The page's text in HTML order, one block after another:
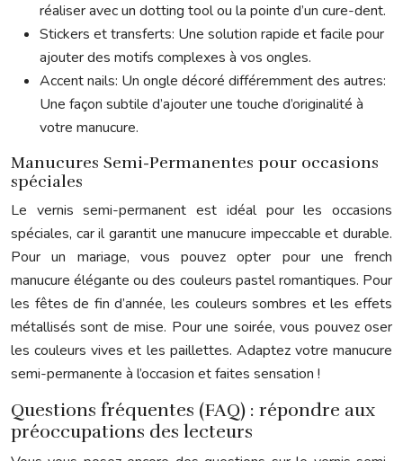
réaliser avec un dotting tool ou la pointe d’un cure-dent.
Stickers et transferts: Une solution rapide et facile pour
ajouter des motifs complexes à vos ongles.
Accent nails: Un ongle décoré différemment des autres:
Une façon subtile d’ajouter une touche d’originalité à
votre manucure.
Manucures Semi-Permanentes pour occasions
spéciales
Le vernis semi-permanent est idéal pour les occasions
spéciales, car il garantit une manucure impeccable et durable.
Pour un mariage, vous pouvez opter pour une french
manucure élégante ou des couleurs pastel romantiques. Pour
les fêtes de fin d’année, les couleurs sombres et les effets
métallisés sont de mise. Pour une soirée, vous pouvez oser
les couleurs vives et les paillettes. Adaptez votre manucure
semi-permanente à l’occasion et faites sensation !
Questions fréquentes (FAQ) : répondre aux
préoccupations des lecteurs